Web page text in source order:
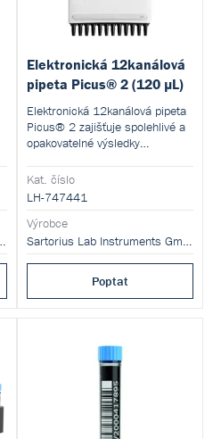
Elektronická 12kanálová
pipeta Picus® 2 (120 µL)
Elektronická 12kanálová pipeta
Picus® 2 zajišťuje spolehlivé a
opakovatelné výsledky
ergonomický design, který je
šetrný k vaší ruce.
Kat. číslo
LH-747441
Výrobce
Poptat